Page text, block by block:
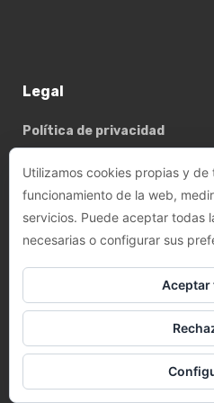
Legal
Política de privacidad
Basterrechea - Tejada
+34 93 782 89 14
Email:felix@btarquitectes.es/
Ctra. de Sant Cugat,
Barcelona
Utilizamos cookies propias y
funcionamiento de la web,
servicios. Puede aceptar todas
necesarias o configurar sus
Aceptar